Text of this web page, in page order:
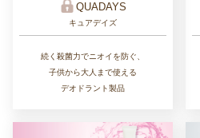
QUADAYS
キュアデイズ
続く殺菌力でニオイを防ぐ、
子供から大人まで使える
デオドラント製品